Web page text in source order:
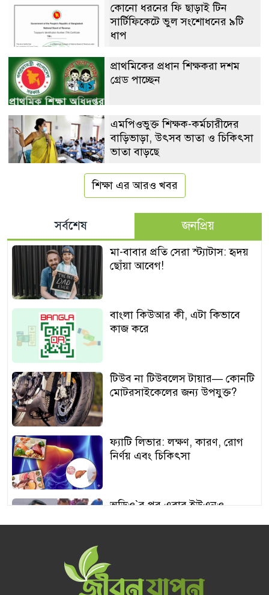
কোনো ধরনের ফি ছাড়াই টিন
সার্টিফিকেটে ভুল সংশোধনের ৯টি
ধাপ
প্রাথমিকের প্রধান শিক্ষকরা দশম
গ্রেড পাচ্ছেন
এমপিওভুক্ত শিক্ষক-কর্মচারীদের
বাড়িভাড়া, উৎসব ভাতা ও চিকিৎসা
ভাতা বাড়ছে
শিক্ষা এর আরও খবর
সর্বশেষ জনপ্রিয়
মা-বাবার প্রতি সেরা স্ট্যাটাস: হৃদয়
ছোঁয়া আবেগ!
বাংলা কিউআর কী, এটা কিভাবে
কাজ করে
টিউব না টিউবলেস টায়ার— কোনটি
মোটরসাইকেলের জন্য উপযুক্ত?
ফ্যাটি লিভার: লক্ষণ, কারণ, রোগ
নির্ণয় এবং চিকিৎসা
অডিও‍‍`র পর এবার ইউএনও
আঙুর চাষের স্বপ্ন শুরু ৩০ টাকায়,
এখন আয় লাখ টাকা